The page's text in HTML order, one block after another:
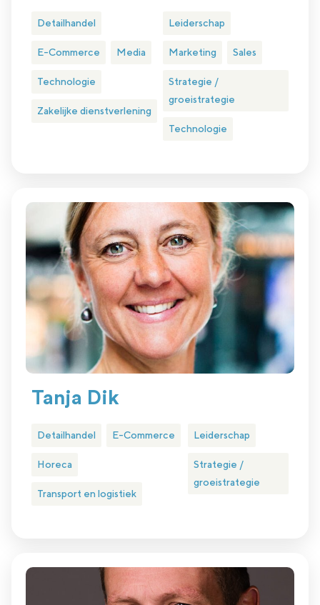
Detailhandel
E-Commerce Media
Technologie
Zakelijke dienstverlening
Leiderschap
Marketing Sales
Strategie /
groeistrategie
Technologie
Tanja Dik
Detailhandel E-Commerce
Horeca
Transport en logistiek
Leiderschap
Strategie /
groeistrategie